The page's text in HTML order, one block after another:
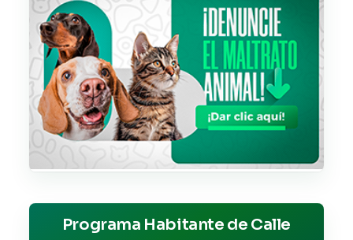
Programa Habitante de Calle